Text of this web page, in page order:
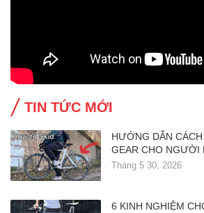
TIN TỨC MỚI
HƯỚNG DẪN
GEAR CHO NGƯỜI
Tháng 5 30, 2026
6 KINH NGHIỆM